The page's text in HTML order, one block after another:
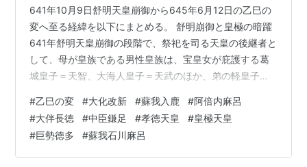
641年10月9日舒明天皇崩御から645年6月12日の乙巳の
変へ至る経緯を以下にまとめる。 舒明崩御と皇極の暗躍
641年舒明天皇崩御の段階で、祭祀を司る天皇の後継者と
して、母が皇族である男性皇族は、宝皇女が庇護する葛
城皇子＝天智、大海人皇子＝天武のほか、弟の軽皇子＝
30歳程度以上の壮年であったのは、軽皇子、上宮王家の
白髪部王であり、天智・天武はまだ10代であることから
継承資格がない。 宝皇女は、天智、天武への日嗣を実現
させるため、推古天皇の先例に倣い、皇后として舒明天
#乙巳の変 #大化改新 #蘇我入鹿 #阿倍内麻呂
#大伴長徳 #中臣鎌足 #孝徳天皇 #皇極天皇
#巨勢徳多 #蘇我石川麻呂